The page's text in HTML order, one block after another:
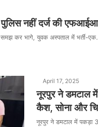
पुलिस नहीं दर्ज की
कर भागे, युवक अस्पताल में भर्ती-
April 17, 2025
नूरपुर ने डमटाल
कैश, सोना और
नूरपुर ने डमटाल में पकड़ा